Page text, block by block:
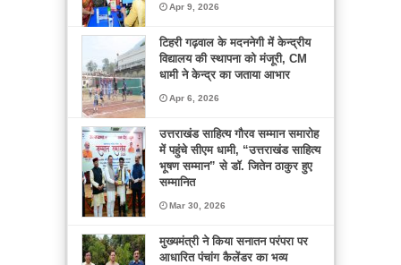
Apr 9, 2026
टिहरी गढ़वाल के मदननेगी में केन्द्रीय
विद्यालय की स्थापना को मंजूरी, CM
धामी ने केन्द्र का जताया आभार
Apr 6, 2026
उत्तराखंड साहित्य गौरव सम्मान समारोह
में पहुंचे सीएम धामी, “उत्तराखंड साहित्य
भूषण सम्मान” से डॉ. जितेन ठाकुर हुए
सम्मानित
Mar 30, 2026
मुख्यमंत्री ने किया सनातन परंपरा पर
आधारित पंचांग कैलेंडर का भव्य